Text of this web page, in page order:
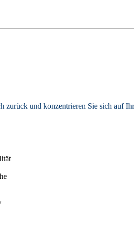
und konzentrieren Sie sich auf
How